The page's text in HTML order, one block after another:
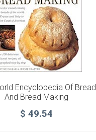
Encyclopedia Of Bread
And Bread Making
$ 49.54